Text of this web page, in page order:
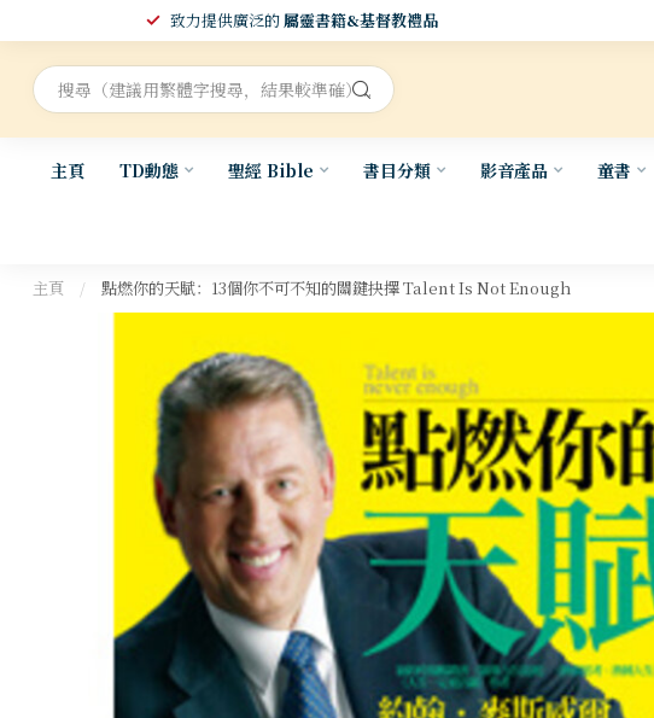
致力提供廣泛的屬靈書籍&基督教禮品
主頁 TD動態 聖經 Bible 書目分類 影音產品 童書
主頁 /
點燃你的天賦：13個你不可不知的關鍵抉擇 Talent Is Not Enough